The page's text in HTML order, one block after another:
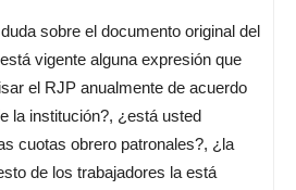
sobre el documento original del
vigente alguna expresión que
el RJP anualmente de acuerdo
la institución?, ¿está usted
cuotas obrero patronales?, ¿la
de los trabajadores la está